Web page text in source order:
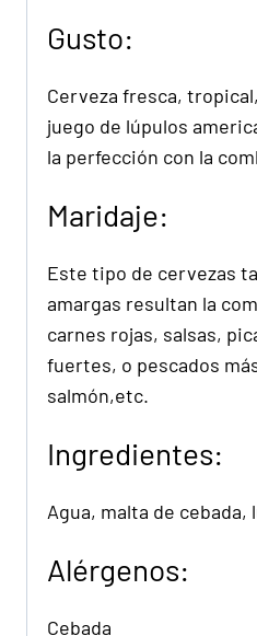
Gusto:
Cerveza fresca,
juego de lúpulos
la perfección con la
Maridaje:
Este tipo de cervezas
amargas resultan la
carnes rojas, salsas,
fuertes, o pescados
salmón,etc.
Ingredientes:
Agua, malta de cebada,
Alérgenos:
Cebada